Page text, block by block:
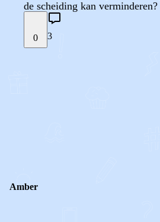
de scheiding kan
0 3
Amber